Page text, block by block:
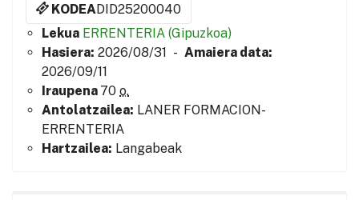
KODEADID25200040
Lekua ERRENTERIA (Gipuzkoa)
Hasiera: 2026/08/31 - Amaiera data:
2026/09/11
Iraupena 70 o.
Antolatzailea: LANER FORMACION-
ERRENTERIA
Hartzailea: Langabeak